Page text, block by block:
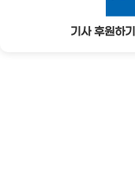
기사 후원